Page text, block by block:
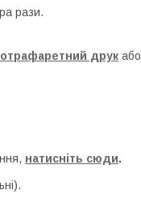
рази.
друк або
натисніть сюди.